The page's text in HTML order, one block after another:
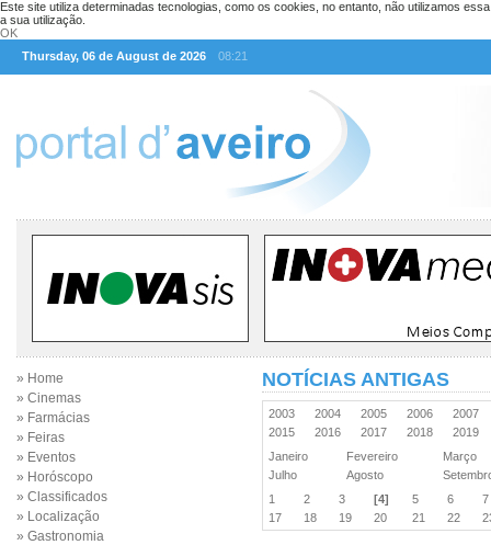
Este site utiliza determinadas tecnologias, como os cookies, no entanto, não utilizamos
a sua utilização.
OK
Thursday, 06 de August de 2026
08:21
» Home
» Cinemas
» Farmácias
» Feiras
» Eventos
» Horóscopo
» Classificados
» Localização
» Gastronomia
NOTÍCIAS ANTIGAS
2003 2004 2005 2006
2007
2015
2016 2017 2018
2019
Janeiro
Fevereiro
Março
Julho
Agosto
1
2 3 [4] 5 6
17
18 19 20 21 22